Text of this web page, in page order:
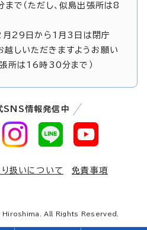
で（ただし、似島出張所は8
月29日から1月3日は閉庁
越しいただきますようお願い
張所は16時30分まで）
SNS情報発信中
扱いについて
免責事項
All Rights Reserved.